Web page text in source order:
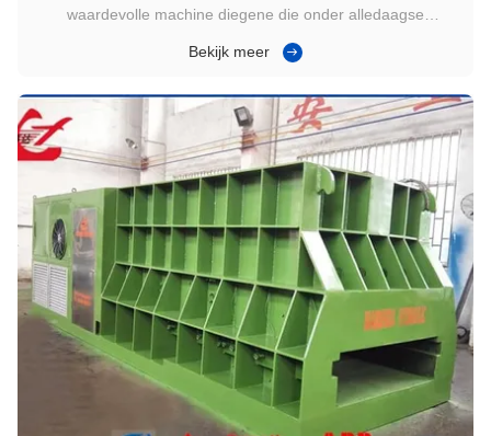
waardevolle machine diegene die onder alledaagse
instabiele staging en stop-start operaties verminderen de
schroothopen die lange diensten ...
Bekijk meer